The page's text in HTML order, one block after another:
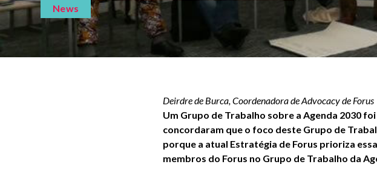
News
Deirdre de Burca, Coordenadora de Advocacy de Forus
Um Grupo de Trabalho sobre a Agenda 2030
concordaram que o foco deste Grupo de
porque a atual Estratégia de Forus prioriza
membros do Forus no Grupo de Trabalho da